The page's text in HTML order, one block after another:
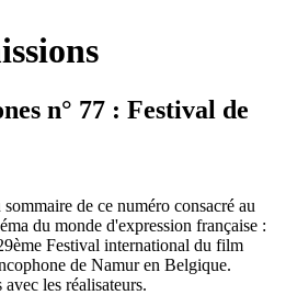
n° 77 : Festival de
de ce numéro consacré au
du monde d'expression française :
Festival international du film
de Namur en Belgique.
les réalisateurs.